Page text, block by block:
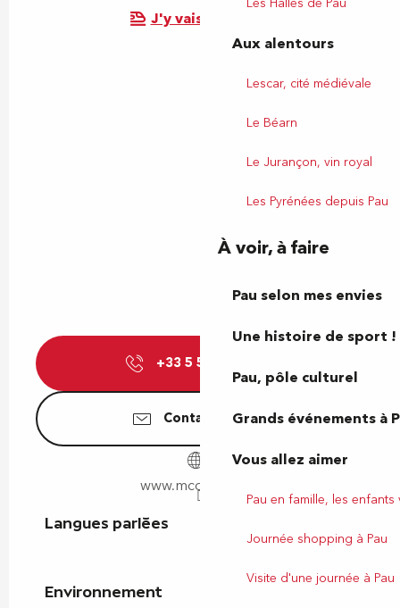
Aux alentours
Lescar, cité médiévale
Le Béarn
Le Jurançon, vin royal
Les Pyrénées depuis Pau
À voir, à faire
Pau selon mes envies
Une histoire de sport !
Pau, pôle culturel
Grands événements à
Vous allez aimer
Pau en famille, les
Journée shopping à Pau
Visite d'une journée à Pau
J'y vais en train !
+33 5 59 06 88
Contactez-nous
www.mcdonalds.fr
Langues parlées
Langues parlées
Environnement
Environnement